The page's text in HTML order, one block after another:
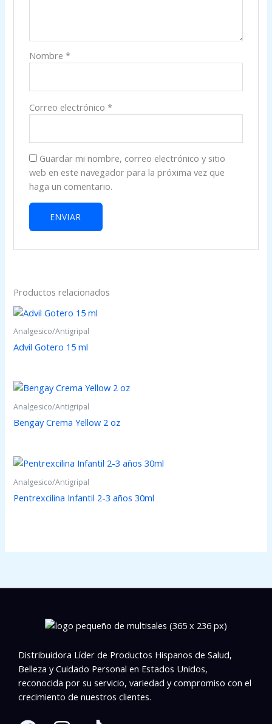
Nombre *
Correo electrónico *
Guardar mi nombre, correo electrónico y sitio
web en este navegador para la próxima vez que
haga un comentario.
Productos relacionados
Analgesico/Antigripal
Advil Gotero 15 ml
Analgesico/Antigripal
Bengay Crema Yellow 2 oz
Analgesico/Antigripal
Pentrexcilina Infantil 2-3 años 30ml
Distribuidora Líder de Productos Hispanos de Salud,
Belleza y Cuidado Personal en Estados Unidos,
reconocida por su servicio, variedad y compromiso con el
crecimiento de nuestros clientes.